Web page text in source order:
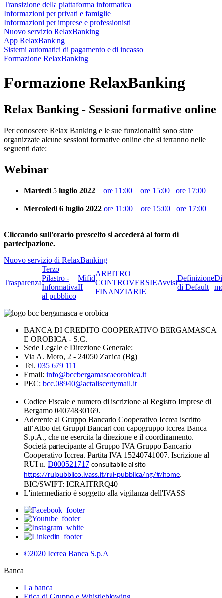
Transizione della piattaforma informatica
Informazioni per privati e famiglie
Informazioni per imprese e professionisti
Nuovo servizio RelaxBanking
App RelaxBanking
Sistemi automatici di pagamento e di incasso
Formazione RelaxBanking
Formazione RelaxBanking
Relax Banking - Sessioni formative online
Per conoscere Relax Banking e le sue funzionalità sono state
organizzate alcune sessioni formative online che si terranno nelle
seguenti date:
Webinar
Martedì 5 luglio 2022 ore 11:00 ore 15:00 ore 17:00
Mercoledì 6 luglio 2022 ore 11:00 ore 15:00 ore 17:00
Cliccando sull'orario prescelto si accederà al form di
partecipazione.
Nuovo servizio di RelaxBanking
Trasparenza
Terzo
Pilastro -
Informativa
al pubblico
Mifid
II
ARBITRO
CONTROVERSIE
FINANZIARIE
Avvisi
Definizione
di Default
BANCA DI CREDITO COOPERATIVO BERGAMASCA
E OROBICA - S.C.
Sede Legale e Direzione Generale:
Via A. Moro, 2 - 24050 Zanica (Bg)
Tel. 035 679 111
Email: info@bccbergamascaeorobica.it
PEC: bcc.08940@actaliscertymail.it
Codice Fiscale e numero di iscrizione al Registro Imprese di
Bergamo 04074830169.
Aderente al Gruppo Bancario Cooperativo Iccrea iscritto
all’Albo dei Gruppi Bancari con capogruppo Iccrea Banca
S.p.A., che ne esercita la direzione e il coordinamento.
Società partecipante al Gruppo IVA Gruppo Bancario
Cooperativo Iccrea. Partita IVA 15240741007. Iscrizione al
RUI n. D000521717 consultabile al sito
https://ruipubblico.ivass.it/rui-pubblica/ng/#/home.
BIC/SWIFT: ICRAITRRQ40
L'intermediario è soggetto alla vigilanza dell'IVASS
©2020 Iccrea Banca S.p.A
Banca
La banca
Etica di Gruppo e Whistleblowing